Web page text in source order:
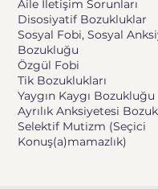
Aile İletişim Sorunları
Disosiyatif Bozukluklar
Sosyal Fobi, Sosyal
Bozukluğu
Özgül Fobi
Tik Bozuklukları
Yaygın Kaygı Bozukluğu
Ayrılık Anksiyetesi
Selektif Mutizm (Seçici
Konuş(a)mamazlık)